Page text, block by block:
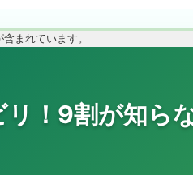
まれています。
！9割が知ら